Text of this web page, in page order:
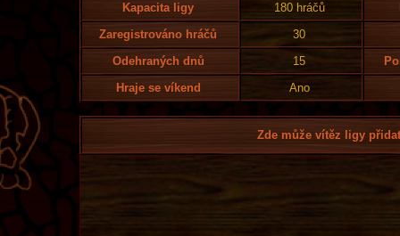
Kapacita ligy
180 hráčů
Zaregistrováno hráčů
30
Odehraných dnů
15
Hraje se víkend
Ano
Zde může vítěz ligy